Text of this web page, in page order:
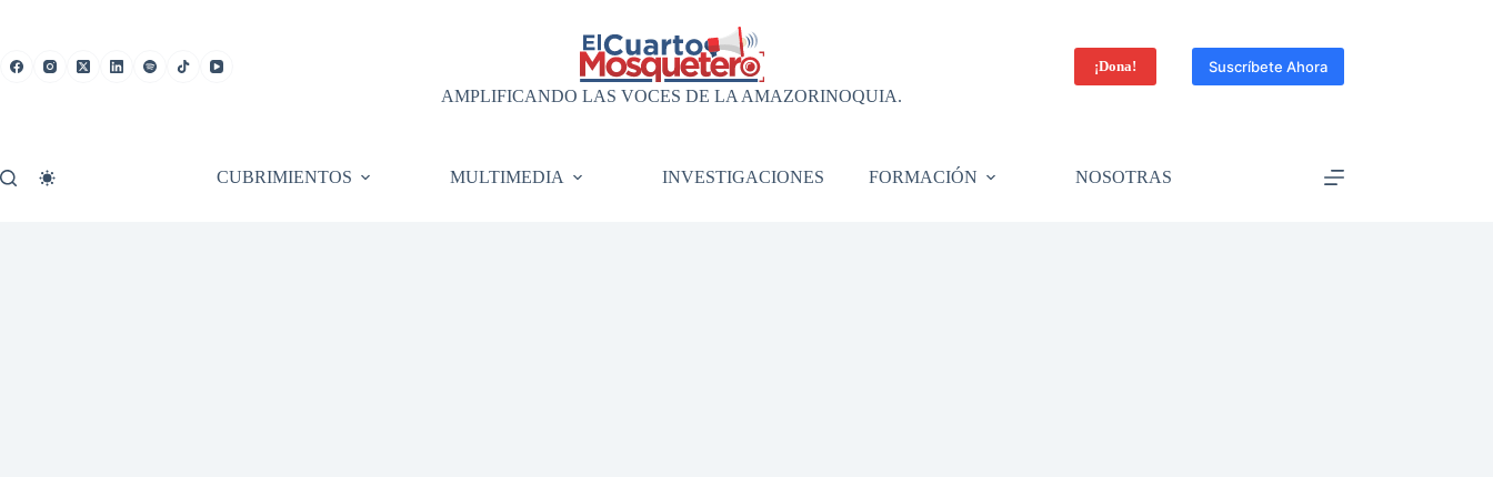
AMPLIFICANDO LAS VOCES DE LA AMAZORINOQUIA.
¡Dona! Suscríbete Ahora
CUBRIMIENTOS MULTIMEDIA INVESTIGACIONES FORMACIÓN NOSOTRAS